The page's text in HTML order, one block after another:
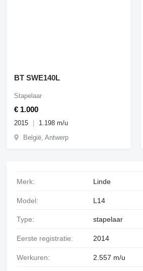
BT SWE140L
€ 1.000
Stapelaar
2015
1.198 m/u
België, Antwerp
Merk: Linde
Model: L14
Type: stapelaar
Eerste registratie: 2014
Werkuren: 2.557 m/u